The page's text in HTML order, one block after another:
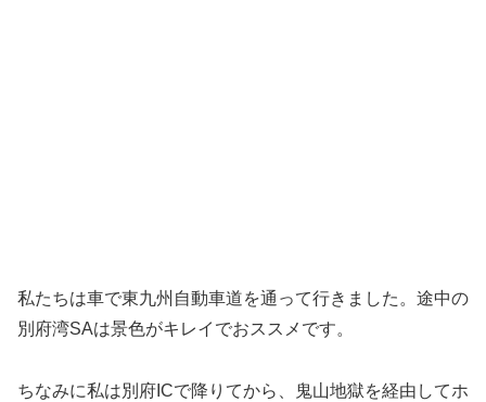
私たちは車で東九州自動車道を通って行きました。途中の
別府湾SAは景色がキレイでおススメです。
ちなみに私は別府ICで降りてから、鬼山地獄を経由してホ